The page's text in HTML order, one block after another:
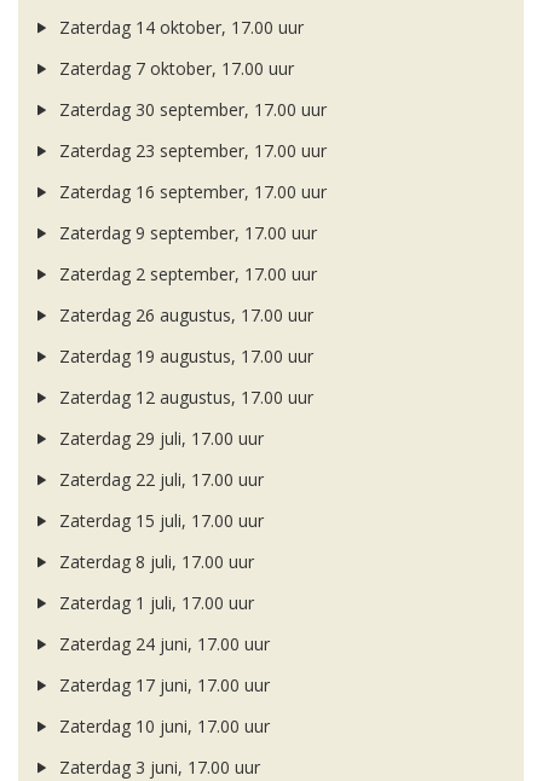
Zaterdag 14 oktober, 17.00 uur
Zaterdag 7 oktober, 17.00 uur
Zaterdag 30 september, 17.00 uur
Zaterdag 23 september, 17.00 uur
Zaterdag 16 september, 17.00 uur
Zaterdag 9 september, 17.00 uur
Zaterdag 2 september, 17.00 uur
Zaterdag 26 augustus, 17.00 uur
Zaterdag 19 augustus, 17.00 uur
Zaterdag 12 augustus, 17.00 uur
Zaterdag 29 juli, 17.00 uur
Zaterdag 22 juli, 17.00 uur
Zaterdag 15 juli, 17.00 uur
Zaterdag 8 juli, 17.00 uur
Zaterdag 1 juli, 17.00 uur
Zaterdag 24 juni, 17.00 uur
Zaterdag 17 juni, 17.00 uur
Zaterdag 10 juni, 17.00 uur
Zaterdag 3 juni, 17.00 uur